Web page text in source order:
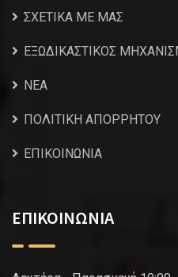
ΣΧΕΤΙΚΑ ΜΕ ΜΑΣ
ΕΞΩΔΙΚΑΣΤΙΚΟΣ
NEA
ΠΟΛΙΤΙΚΗ ΑΠΟΡΡΗΤΟΥ
ΕΠΙΚΟΙΝΩΝΙΑ
ΕΠΙΚΟΙΝΩΝΙΑ